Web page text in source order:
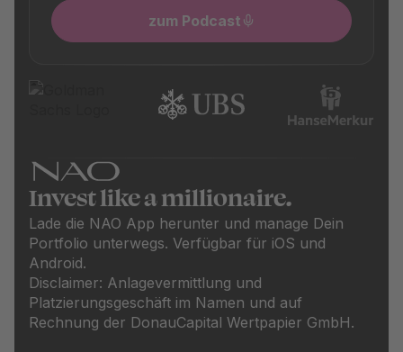
zum Podcast
Invest like a millionaire.
Lade die NAO App herunter und manage Dein
Portfolio unterwegs. Verfügbar für iOS und
Android.
Disclaimer: Anlagevermittlung und
Platzierungsgeschäft im Namen und auf
Rechnung der DonauCapital Wertpapier GmbH.